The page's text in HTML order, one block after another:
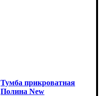
Тумба прикроватная
Полина New